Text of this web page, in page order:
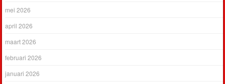
mei 2026
april 2026
maart 2026
februari 2026
januari 2026